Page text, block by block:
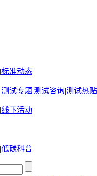
|标准动态
测试专题|测试咨询|测试热贴
|线下活动
|低碳科普